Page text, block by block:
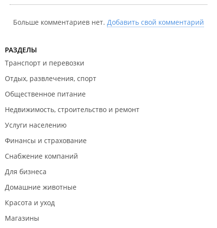
Больше комментариев нет. Добавить свой комментарий
РАЗДЕЛЫ
Транспорт и перевозки
Отдых, развлечения, спорт
Общественное питание
Недвижимость, строительство и ремонт
Услуги населению
Финансы и страхование
Снабжение компаний
Для бизнеса
Домашние животные
Красота и уход
Магазины